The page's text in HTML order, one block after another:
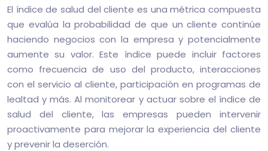
El índice de salud del cliente es una métrica compuesta
que evalúa la probabilidad de que un cliente continúe
haciendo negocios con la empresa y potencialmente
aumente su valor. Este índice puede incluir factores
como frecuencia de uso del producto, interacciones
con el servicio al cliente, participación en programas de
lealtad y más. Al monitorear y actuar sobre el índice de
salud del cliente, las empresas pueden intervenir
proactivamente para mejorar la experiencia del cliente
y prevenir la deserción.